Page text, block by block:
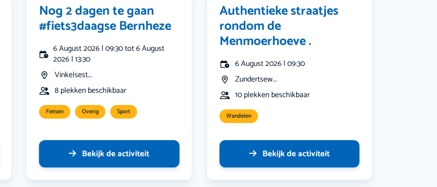
Nog 2 dagen te gaan
#fiets3daagse Bernheze
6 August 2026 | 09:30 tot 6 August
2026 | 13:30
Vinkelsest...
8 plekken beschikbaar
Fietsen Overig Sport
Bekijk de activiteit
Authentieke straatjes
rondom de
Menmoerhoeve .
6 August 2026 | 09:30
Zundertsew...
10 plekken beschikbaar
Wandelen
Bekijk de activiteit